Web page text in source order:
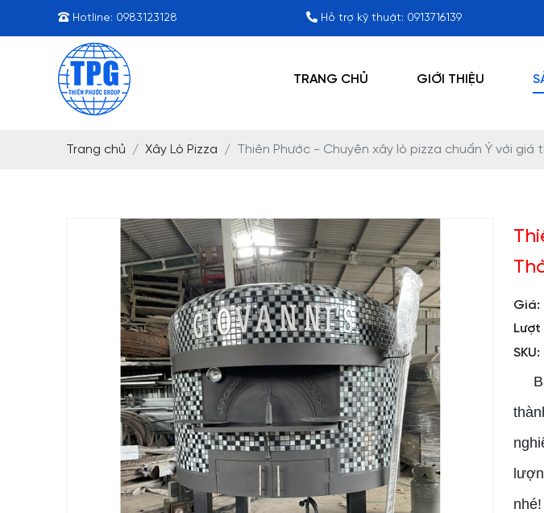
Hotline: 0983123128 Hỗ trợ kỹ thuật: 0913716139
TRANG CHỦ GIỚI THIỆU
Trang chủ Xây Lò Pizza Thiên Phước - Chuyên xây lò pizza chuẩn Ý với
Giá:
Lượt
SKU:
nhé!